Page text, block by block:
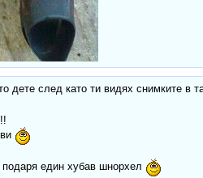
дете след като ти видях снимките в
един хубав шнорхел